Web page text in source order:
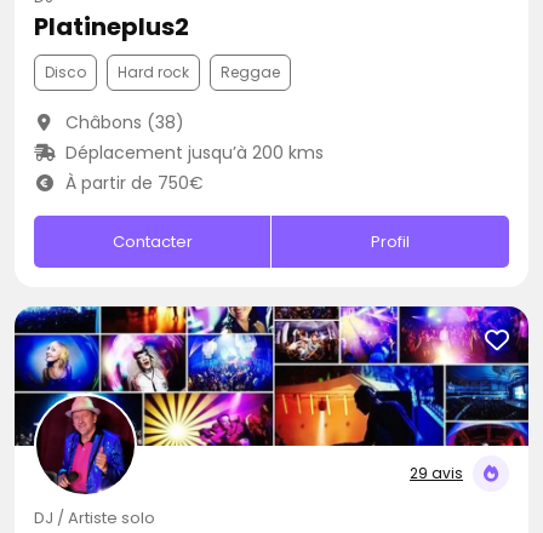
Platineplus2
Disco Hard rock Reggae
Châbons (38)
Déplacement jusqu’à 200 kms
À partir de 750€
Contacter Profil
29 avis
DJ / Artiste solo